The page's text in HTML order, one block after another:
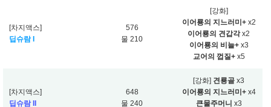
[차지액스]
딥슈람 I
576
물 210
[강화]
이어룡의 지느러미+x2
이어룡의 견갑각x2
이어룡의 비늘+x3
교어의 껍질+x5
[차지액스]
딥슈람 II
648
물 240
[강화] 견룡골 x3
이어룡의 지느러미+x4
큰물주머니 x3